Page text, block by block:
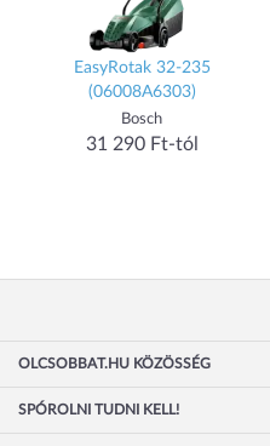
EasyRotak 32-235
(06008A6303)
Bosch
31 290 Ft-tól
OLCSOBBAT.HU KÖZÖSSÉG
SPÓROLNI TUDNI KELL!